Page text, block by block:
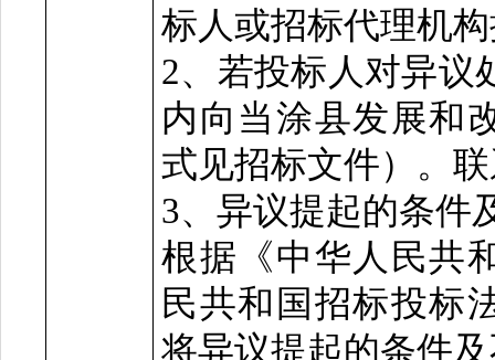
标人或招标代理机
2、若投标人对异议
内向当涂县发展和
式见招标文件）。
3、异议提起的条件
根据《中华人民共
民共和国招标投标
将异议提起的条件